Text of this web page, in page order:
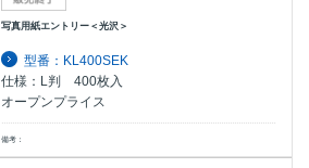
写真用紙エントリー＜光沢＞
型番：KL400SEK
仕様：L判 400枚入
オープンプライス
備考：